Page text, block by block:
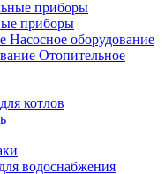
приборы
Насосное оборудование
Отопительное
котлов